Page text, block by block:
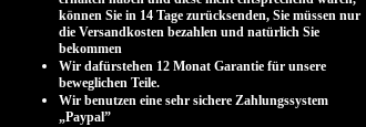
können Sie in 14 Tage zurücksenden, Sie müssen nur
die Versandkosten bezahlen und natürlich Sie
bekommen
Wir dafürstehen 12 Monat Garantie für unsere
beweglichen Teile.
Wir benutzen eine sehr sichere Zahlungssystem
„Paypal”